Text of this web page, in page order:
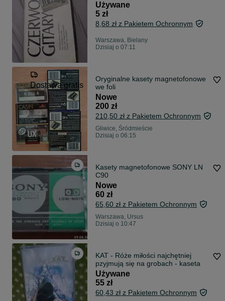
Używane
5 zł
8,68 zł z Pakietem Ochronnym
Warszawa, Bielany
Dzisiaj o 07:11
Dostawa gratis
Oryginalne kasety magnetofonowe
we foli
Nowe
200 zł
210,50 zł z Pakietem Ochronnym
Gliwice, Śródmieście
Dzisiaj o 06:15
Kasety magnetofonowe SONY LN
C90
Nowe
60 zł
65,60 zł z Pakietem Ochronnym
Warszawa, Ursus
Dzisiaj o 10:47
KAT - Róże miłości najchętniej
pzyjmują się na grobach - kaseta
Używane
55 zł
60,43 zł z Pakietem Ochronnym